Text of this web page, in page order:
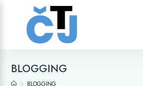
BLOGGING
BLOGGING